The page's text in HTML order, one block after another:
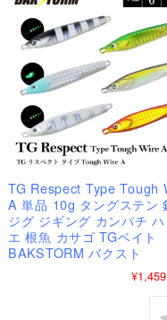
TG Respect Type Tough
A 単品 10g タングステン
ジグ ジギング カンパチ ハ
エ 根魚 カサゴ TGベイト
BAKSTORM バクスト
¥1,459